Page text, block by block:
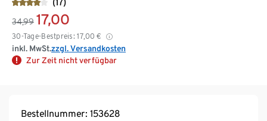
34,99 17,00
30-Tage-Bestpreis: 17,00 €
inkl. MwSt.zzgl. Versandkosten
Zur Zeit nicht verfügbar
Bestellnummer: 153628